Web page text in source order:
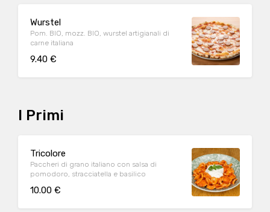
Wurstel
Pom. BIO, mozz. BIO, wurstel artigianali di
carne italiana
9.40 €
I Primi
Tricolore
Paccheri di grano italiano con salsa di
pomodoro, stracciatella e basilico
10.00 €